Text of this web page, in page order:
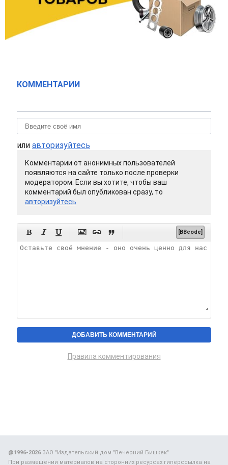
КОММЕНТАРИИ
или авторизуйтесь
Комментарии от анонимных пользователей
появляются на сайте только после проверки
модератором. Если вы хотите, чтобы ваш
комментарий был опубликован сразу, то
авторизуйтесь
      [BBcode]
Правила комментирования
@1996-2026ЗАО "Издательский дом "Вечерний Бишкек"
При размещении материалов на сторонних ресурсах гиперссылка на